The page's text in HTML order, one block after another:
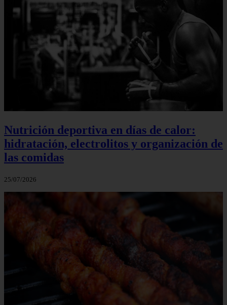
Nutrición deportiva en días de calor:
hidratación, electrolitos y organización de
las comidas
25/07/2026